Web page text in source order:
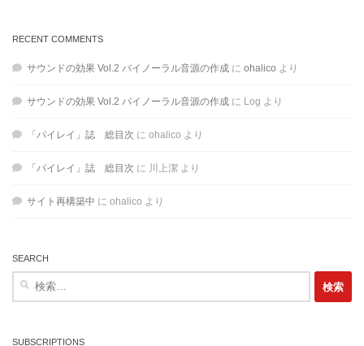
RECENT COMMENTS
サウンドの効果 Vol.2 バイノーラル音源の作成 に ohalico より
サウンドの効果 Vol.2 バイノーラル音源の作成 に Log より
「パイレイ」誌 総目次 に ohalico より
「パイレイ」誌 総目次 に 川上潔 より
サイト再構築中 に ohalico より
SEARCH
SUBSCRIPTIONS